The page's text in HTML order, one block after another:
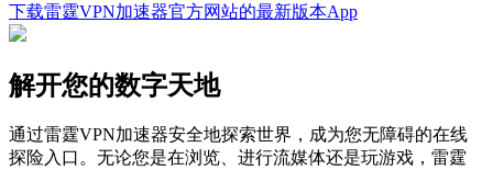
下载雷霆VPN加速器官方网站的最新版本App
解开您的数字天地
通过雷霆VPN加速器安全地探索世界，成为您无障碍的在线
探险入口。无论您是在浏览、进行流媒体还是玩游戏，雷霆